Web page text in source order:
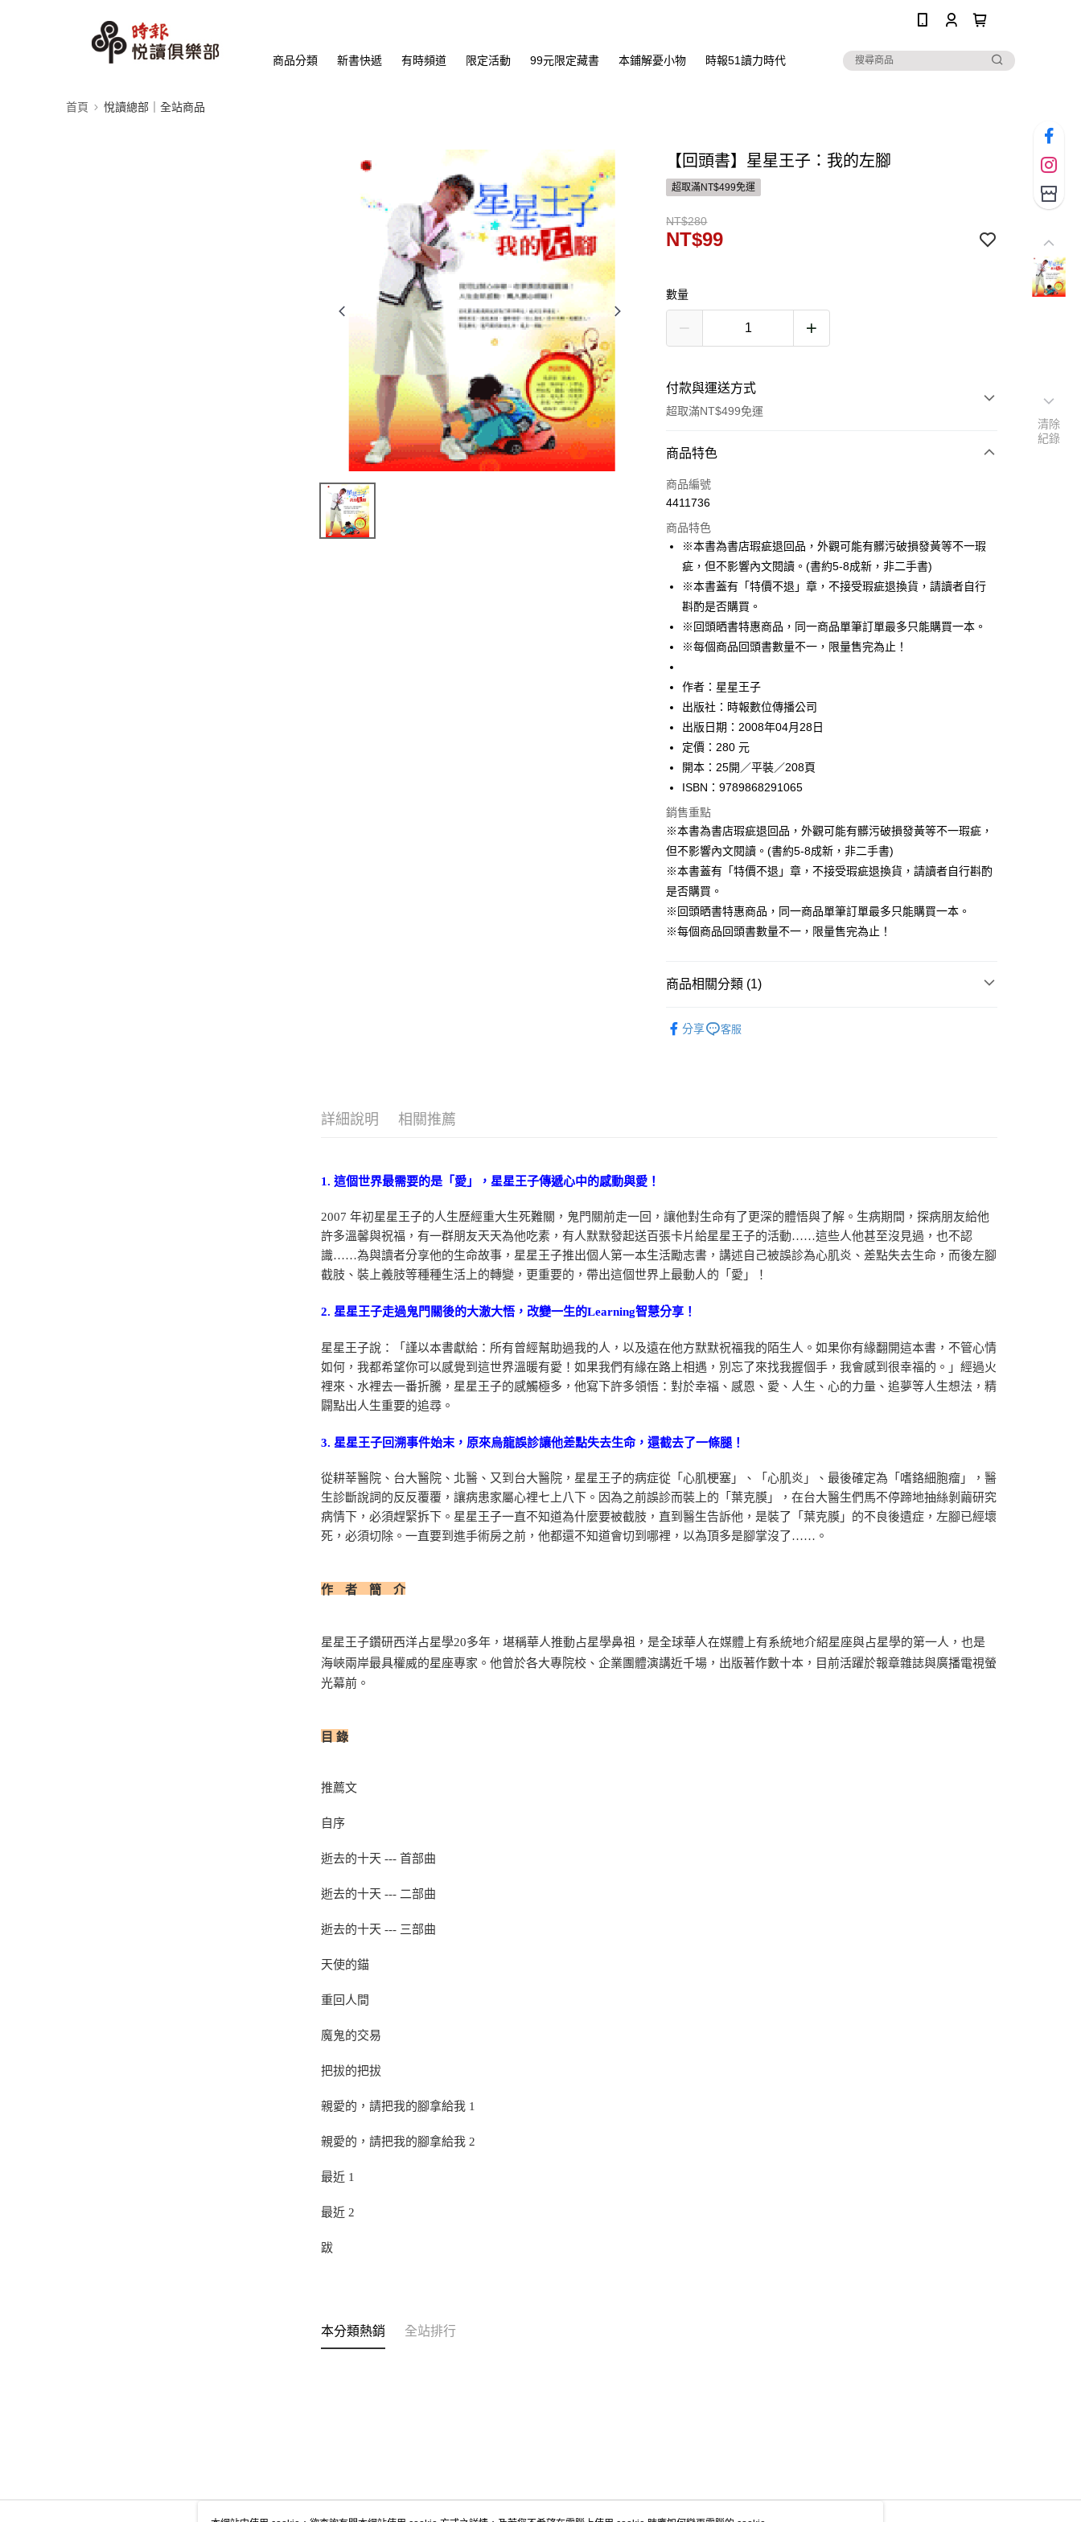
商品分類 新書快遞 有時頻道 限定活動 99元限定藏書 本鋪解憂小物 時報51讀力時代
首頁 悅讀總部｜全站商品
【回頭書】星星王子：我的左腳
超取滿NT$499免運
NT$280
NT$99
數量
付款與運送方式
超取滿NT$499免運
付款方式
信用卡一次付款
運送方式
付款後全家取貨
每筆NT$60，滿NT$499(含以上)免運費
付款後7-11取貨
每筆NT$60，滿NT$499(含以上)免運費
宅配
商品特色
商品編號
4411736
商品特色
※本書為書店瑕疵退回品，外觀可能有髒污破損發黃等不一瑕
疵，但不影響內文閱讀。(書約5-8成新，非二手書)
※本書蓋有「特價不退」章，不接受瑕疵退換貨，請讀者自行
斟酌是否購買。
※回頭晒書特惠商品，同一商品單筆訂單最多只能購買一本。
※每個商品回頭書數量不一，限量售完為止！
作者：星星王子
出版社：時報數位傳播公司
出版日期：2008年04月28日
定價：280 元
開本：25開／平裝／208頁
ISBN：9789868291065
銷售重點
※本書為書店瑕疵退回品，外觀可能有髒污破損發黃等不一瑕疵，
但不影響內文閱讀。(書約5-8成新，非二手書)
※本書蓋有「特價不退」章，不接受瑕疵退換貨，請讀者自行斟酌
是否購買。
※回頭晒書特惠商品，同一商品單筆訂單最多只能購買一本。
※每個商品回頭書數量不一，限量售完為止！
商品相關分類 (1)
分享
客服
詳細說明 相關推薦
1. 這個世界最需要的是「愛」，星星王子傳遞心中的感動與愛！
2007 年初星星王子的人生歷經重大生死難關，鬼門關前走一回，讓他對生命有了更深的體悟與了解。生病期間，探病朋友給他
許多溫馨與祝福，有一群朋友天天為他吃素，有人默默發起送百張卡片給星星王子的活動……這些人他甚至沒見過，也不認
識……為與讀者分享他的生命故事，星星王子推出個人第一本生活勵志書，講述自己被誤診為心肌炎、差點失去生命，而後左腳
截肢、裝上義肢等種種生活上的轉變，更重要的，帶出這個世界上最動人的「愛」！
2. 星星王子走過鬼門關後的大澈大悟，改變一生的Learning智慧分享！
星星王子說：「謹以本書獻給：所有曾經幫助過我的人，以及遠在他方默默祝福我的陌生人。如果你有緣翻開這本書，不管心情
如何，我都希望你可以感覺到這世界溫暖有愛！如果我們有緣在路上相遇，別忘了來找我握個手，我會感到很幸福的。」經過火
裡來、水裡去一番折騰，星星王子的感觸極多，他寫下許多領悟：對於幸福、感恩、愛、人生、心的力量、追夢等人生想法，精
闢點出人生重要的追尋。
3. 星星王子回溯事件始末，原來烏龍誤診讓他差點失去生命，還截去了一條腿！
從耕莘醫院、台大醫院、北醫、又到台大醫院，星星王子的病症從「心肌梗塞」、「心肌炎」、最後確定為「嗜鉻細胞瘤」，醫
生診斷說詞的反反覆覆，讓病患家屬心裡七上八下。因為之前誤診而裝上的「葉克膜」，在台大醫生們馬不停蹄地抽絲剝繭研究
病情下，必須趕緊拆下。星星王子一直不知道為什麼要被截肢，直到醫生告訴他，是裝了「葉克膜」的不良後遺症，左腳已經壞
死，必須切除。一直要到進手術房之前，他都還不知道會切到哪裡，以為頂多是腳掌沒了……。
作 者 簡 介
星星王子鑽研西洋占星學20多年，堪稱華人推動占星學鼻祖，是全球華人在媒體上有系統地介紹星座與占星學的第一人，也是
海峽兩岸最具權威的星座專家。他曾於各大專院校、企業團體演講近千場，出版著作數十本，目前活躍於報章雜誌與廣播電視螢
光幕前。
目 錄
推薦文
自序
逝去的十天 --- 首部曲
逝去的十天 --- 二部曲
逝去的十天 --- 三部曲
天使的錨
重回人間
魔鬼的交易
把拔的把拔
親愛的，請把我的腳拿給我 1
親愛的，請把我的腳拿給我 2
最近 1
最近 2
跋
本分類熱銷 全站排行
清除
紀錄